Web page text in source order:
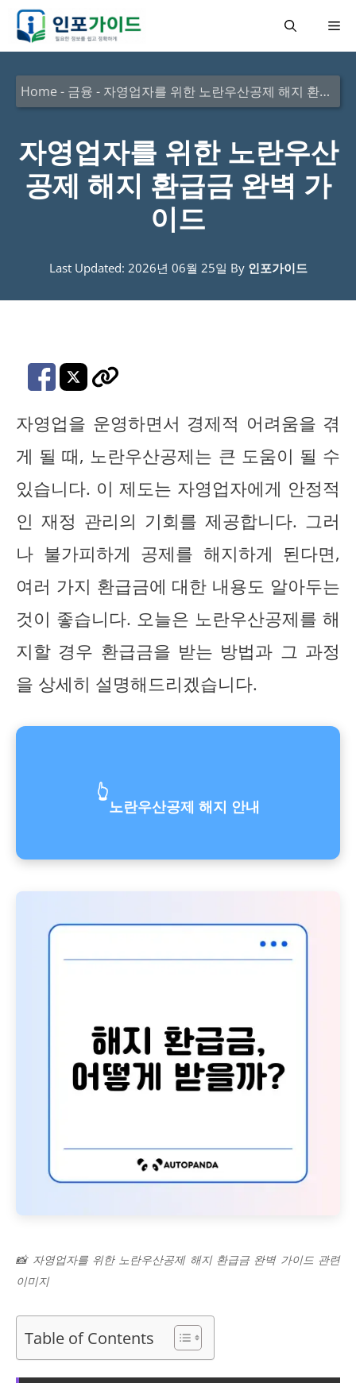
메
Home - 금융 - 자영업자를 위한 노란우산공제 해지 환급금 완벽 가이드
자영업자를 위한 노란우산
공제 해지 환급금 완벽 가
이드
Last Updated: 2026년 06월 25일 By 인포가이드
자영업을 운영하면서 경제적 어려움을 겪
게 될 때, 노란우산공제는 큰 도움이 될 수
있습니다. 이 제도는 자영업자에게 안정적
인 재정 관리의 기회를 제공합니다. 그러
나 불가피하게 공제를 해지하게 된다면,
여러 가지 환급금에 대한 내용도 알아두는
것이 좋습니다. 오늘은 노란우산공제를 해
지할 경우 환급금을 받는 방법과 그 과정
을 상세히 설명해드리겠습니다.
👆
노란우산공제 해지 안내
📸 자영업자를 위한 노란우산공제 해지 환급금 완벽 가이드 관련
이미지
Table of Contents